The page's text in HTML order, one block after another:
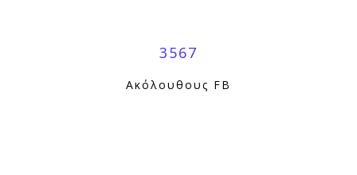
3567
Ακόλουθους FB